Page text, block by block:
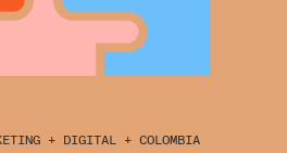
+ DIGITAL + COLOMBIA